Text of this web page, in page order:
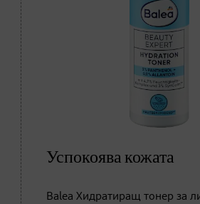
Успокоява кожата
Balea Хидратиращ тонер за